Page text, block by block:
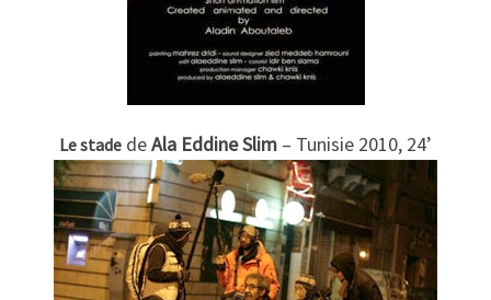
Le stade deAla Eddine Slim – Tunisie 2010, 24’